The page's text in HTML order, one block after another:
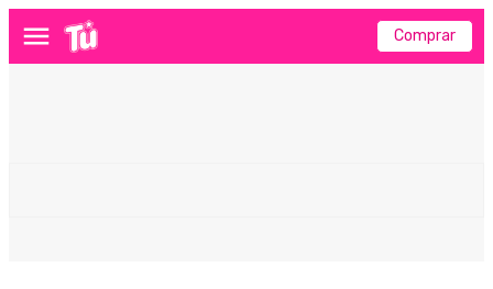
Menú Comprar